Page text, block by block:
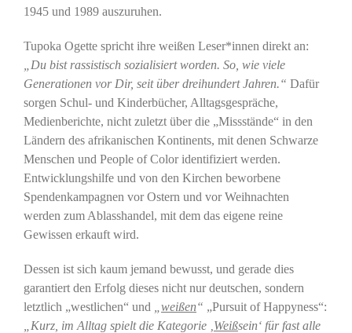
1945 und 1989 auszuruhen.
Tupoka Ogette spricht ihre weißen Leser*innen direkt an:
„Du bist rassistisch sozialisiert worden. So, wie viele
Generationen vor Dir, seit über dreihundert Jahren.“ Dafür
sorgen Schul- und Kinderbücher, Alltagsgespräche,
Medienberichte, nicht zuletzt über die „Missstände“ in den
Ländern des afrikanischen Kontinents, mit denen Schwarze
Menschen und People of Color identifiziert werden.
Entwicklungshilfe und von den Kirchen beworbene
Spendenkampagnen vor Ostern und vor Weihnachten
werden zum Ablasshandel, mit dem das eigene reine
Gewissen erkauft wird.
Dessen ist sich kaum jemand bewusst, und gerade dies
garantiert den Erfolg dieses nicht nur deutschen, sondern
letztlich „westlichen“ und
weißen“ „Pursuit of Happyness“:
„Kurz, im Alltag spielt die Kategorie ‚ Weißsein‘ für fast alle